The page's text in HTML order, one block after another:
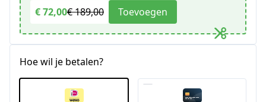
€ 72,00€ 189,00 Toevoegen
Hoe wil je betalen?